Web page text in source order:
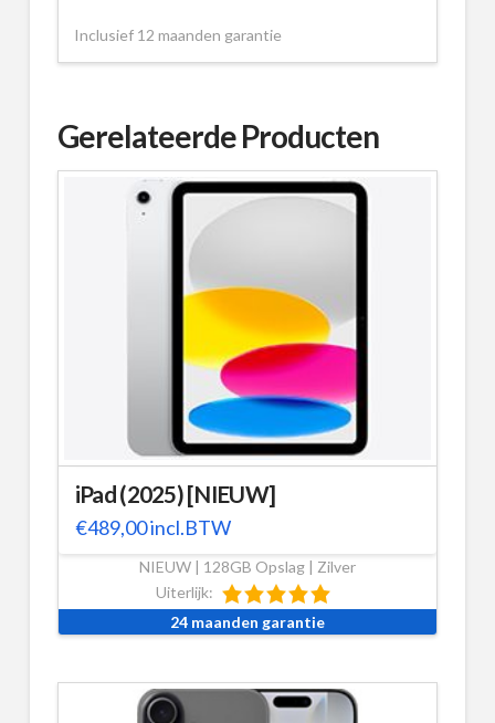
Inclusief 12 maanden garantie
Gerelateerde Producten
iPad (2025) [NIEUW]
€489,00incl.BTW
NIEUW | 128GB Opslag | Zilver
Uiterlijk:
24 maanden garantie